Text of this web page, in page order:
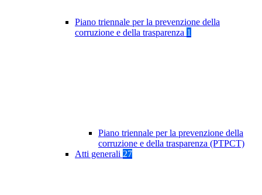
Piano triennale per la prevenzione della
corruzione e della trasparenza 1
Piano triennale per la prevenzione della
corruzione e della trasparenza (PTPCT)
Atti generali 27